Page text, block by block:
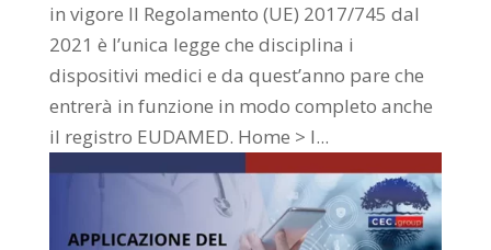
in vigore Il Regolamento (UE) 2017/745 dal
2021 è l’unica legge che disciplina i
dispositivi medici e da quest’anno pare che
entrerà in funzione in modo completo anche
il registro EUDAMED. Home > I...